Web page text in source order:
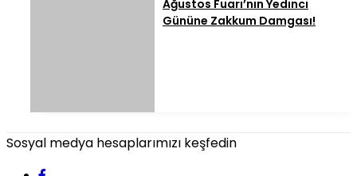
Ağustos Fuarı’nın Yedinci
Gününe Zakkum Damgası!
Sosyal medya hesaplarımızı keşfedin